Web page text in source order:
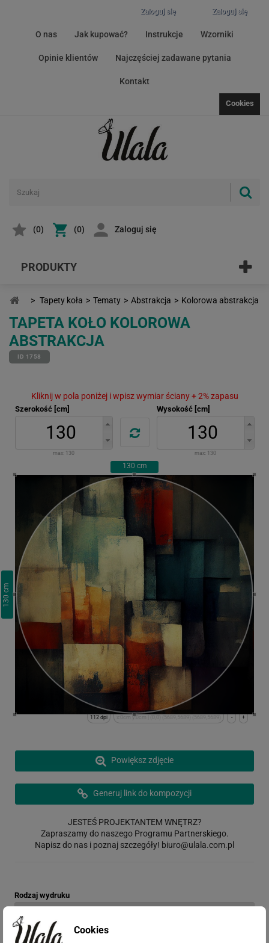
Zaloguj się
Zaloguj się
O nas Jak kupować? Instrukcje Wzorniki
Opinie klientów Najczęściej zadawane pytania
Kontakt
Cookies
(0) (0) Zaloguj się
PRODUKTY
> Tapety koła > Tematy > Abstrakcja > Kolorowa abstrakcja
TAPETA KOŁO KOLOROWA
ABSTRAKCJA
ID 1758
Kliknij w pola poniżej i wpisz wymiar ściany + 2% zapasu
Szerokość [cm]
max: 130
Wysokość [cm]
max: 130
130 cm
130
cm
+
-
x:0cm y:0cm | (0,0) (5689,5689) (5689,5689)
112 dpi
Powiększ zdjęcie
Generuj link do kompozycji
JESTEŚ PROJEKTANTEM WNĘTRZ?
Zapraszamy do naszego Programu Partnerskiego.
Napisz do nas i poznaj szczegóły! biuro@ulala.com.pl
Rodzaj wydruku
Opis materiału: Chcesz go najpierw zobaczyć?
Cookies